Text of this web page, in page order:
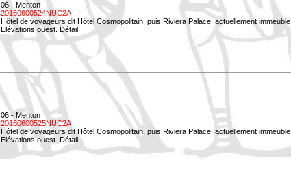
06 - Menton
20160600524NUC2A
Hôtel de voyageurs dit Hôtel Cosmopolitain, puis Riviera Palace, actuellement immeuble
Elévations ouest. Détail.
06 - Menton
20160600525NUC2A
Hôtel de voyageurs dit Hôtel Cosmopolitain, puis Riviera Palace, actuellement immeuble
Elévations ouest. Détail.